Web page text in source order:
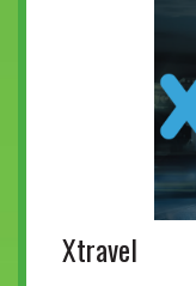
Xtravel